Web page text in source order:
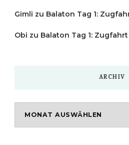
Gimli zu Balaton Tag 1:
Obi zu Balaton Tag 1:
ARCHIV